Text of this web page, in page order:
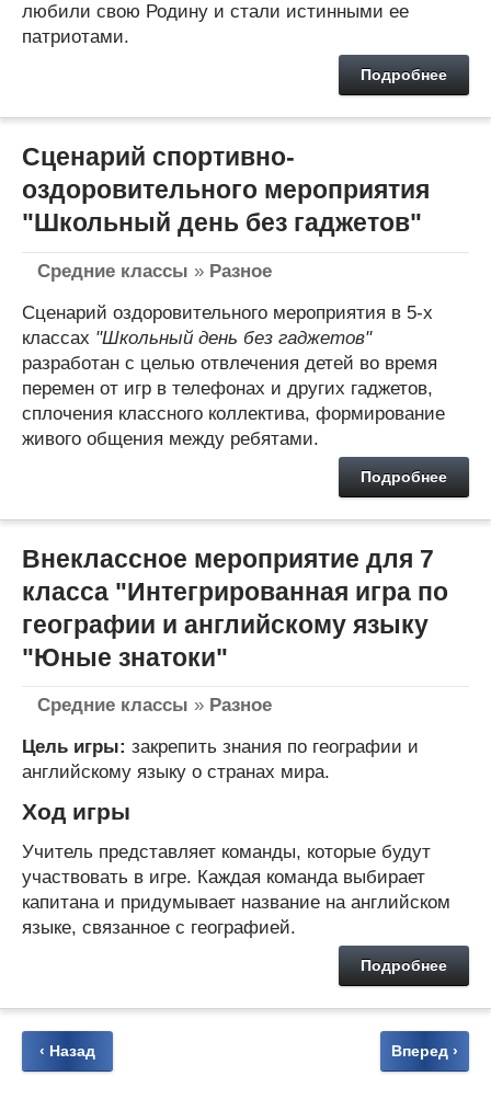
любили свою Родину и стали истинными ее
патриотами.
Подробнее
Сценарий спортивно-
оздоровительного мероприятия
"Школьный день без гаджетов"
Средние классы » Разное
Сценарий оздоровительного мероприятия в 5-х
классах "Школьный день без гаджетов"
разработан с целью отвлечения детей во время
перемен от игр в телефонах и других гаджетов,
сплочения классного коллектива, формирование
живого общения между ребятами.
Подробнее
Внеклассное мероприятие для 7
класса "Интегрированная игра по
географии и английскому языку
"Юные знатоки"
Средние классы » Разное
Цель игры: закрепить знания по географии и
английскому языку о странах мира.
Ход игры
Учитель представляет команды, которые будут
участвовать в игре. Каждая команда выбирает
капитана и придумывает название на английском
языке, связанное с географией.
Подробнее
Вперед ›
‹ Назад